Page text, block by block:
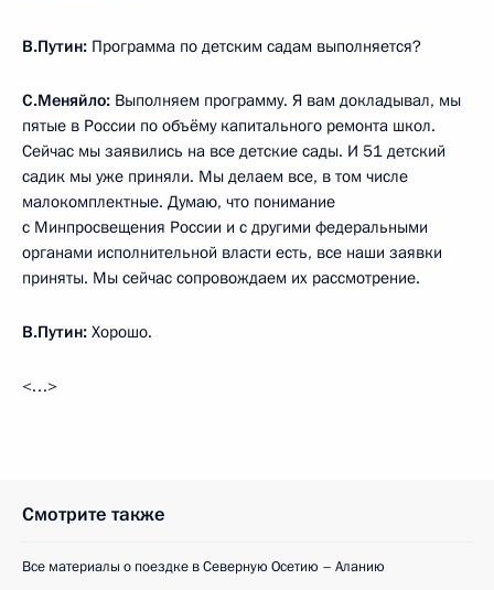
В.Путин: Программа по детским садам выполняется?
С.Меняйло: Выполняем программу. Я вам докладывал, мы
пятые в России по объёму капитального ремонта школ.
Сейчас мы заявились на все детские сады. И 51 детский
садик мы уже приняли. Мы делаем все, в том числе
малокомплектные. Думаю, что понимание
с Минпросвещения России и с другими федеральными
органами исполнительной власти есть, все наши заявки
приняты. Мы сейчас сопровождаем их рассмотрение.
В.Путин: Хорошо.
<…>
Смотрите также
Все материалы о поездке в Северную Осетию – Аланию